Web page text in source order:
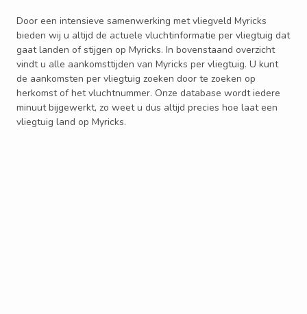
Door een intensieve samenwerking met vliegveld Myricks
bieden wij u altijd de actuele vluchtinformatie per vliegtuig dat
gaat landen of stijgen op Myricks. In bovenstaand overzicht
vindt u alle aankomsttijden van Myricks per vliegtuig. U kunt
de aankomsten per vliegtuig zoeken door te zoeken op
herkomst of het vluchtnummer. Onze database wordt iedere
minuut bijgewerkt, zo weet u dus altijd precies hoe laat een
vliegtuig land op Myricks.